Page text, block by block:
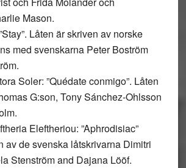
Mason.
Låten är skriven av norske
med svenskarna Peter Boström
Soler: ”Quédate conmigo”. Låten
G:son, Tony Sánchez-Ohlsson
Eleftheriou: ”Aphrodisiac”
av de svenska låtskrivarna Dimitri
Stenström and Dajana Lööf.